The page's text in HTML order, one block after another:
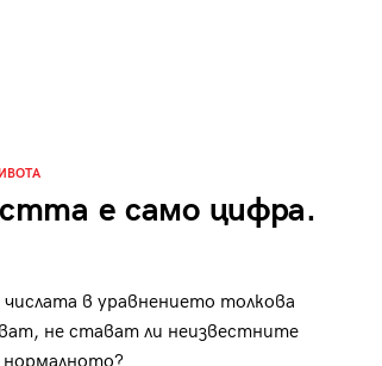
е само цифра.
в уравнението толкова
не стават ли неизвестните